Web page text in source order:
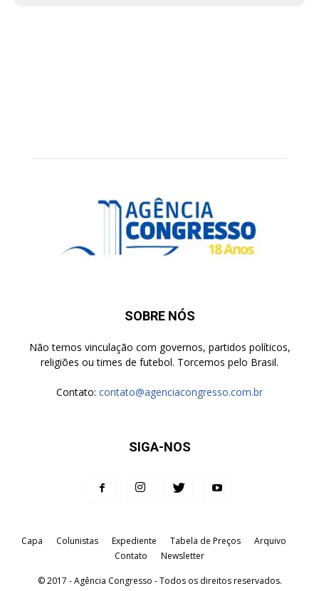
SOBRE NÓS
Não temos vinculação com governos, partidos políticos,
religiões ou times de futebol. Torcemos pelo Brasil.
Contato: contato@agenciacongresso.com.br
SIGA-NOS
Capa Colunistas Expediente Tabela de Preços
Arquivo
Contato
Newsletter
© 2017 - Agência Congresso - Todos os direitos reservados.